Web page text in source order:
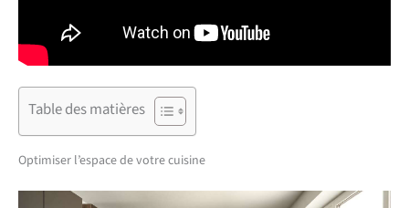
Table des matières
Optimiser l’espace de votre cuisine